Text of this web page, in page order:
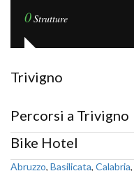
0Strutture
Trivigno
Percorsi a Trivigno
Bike Hotel
Abruzzo, Basilicata, Calabria,